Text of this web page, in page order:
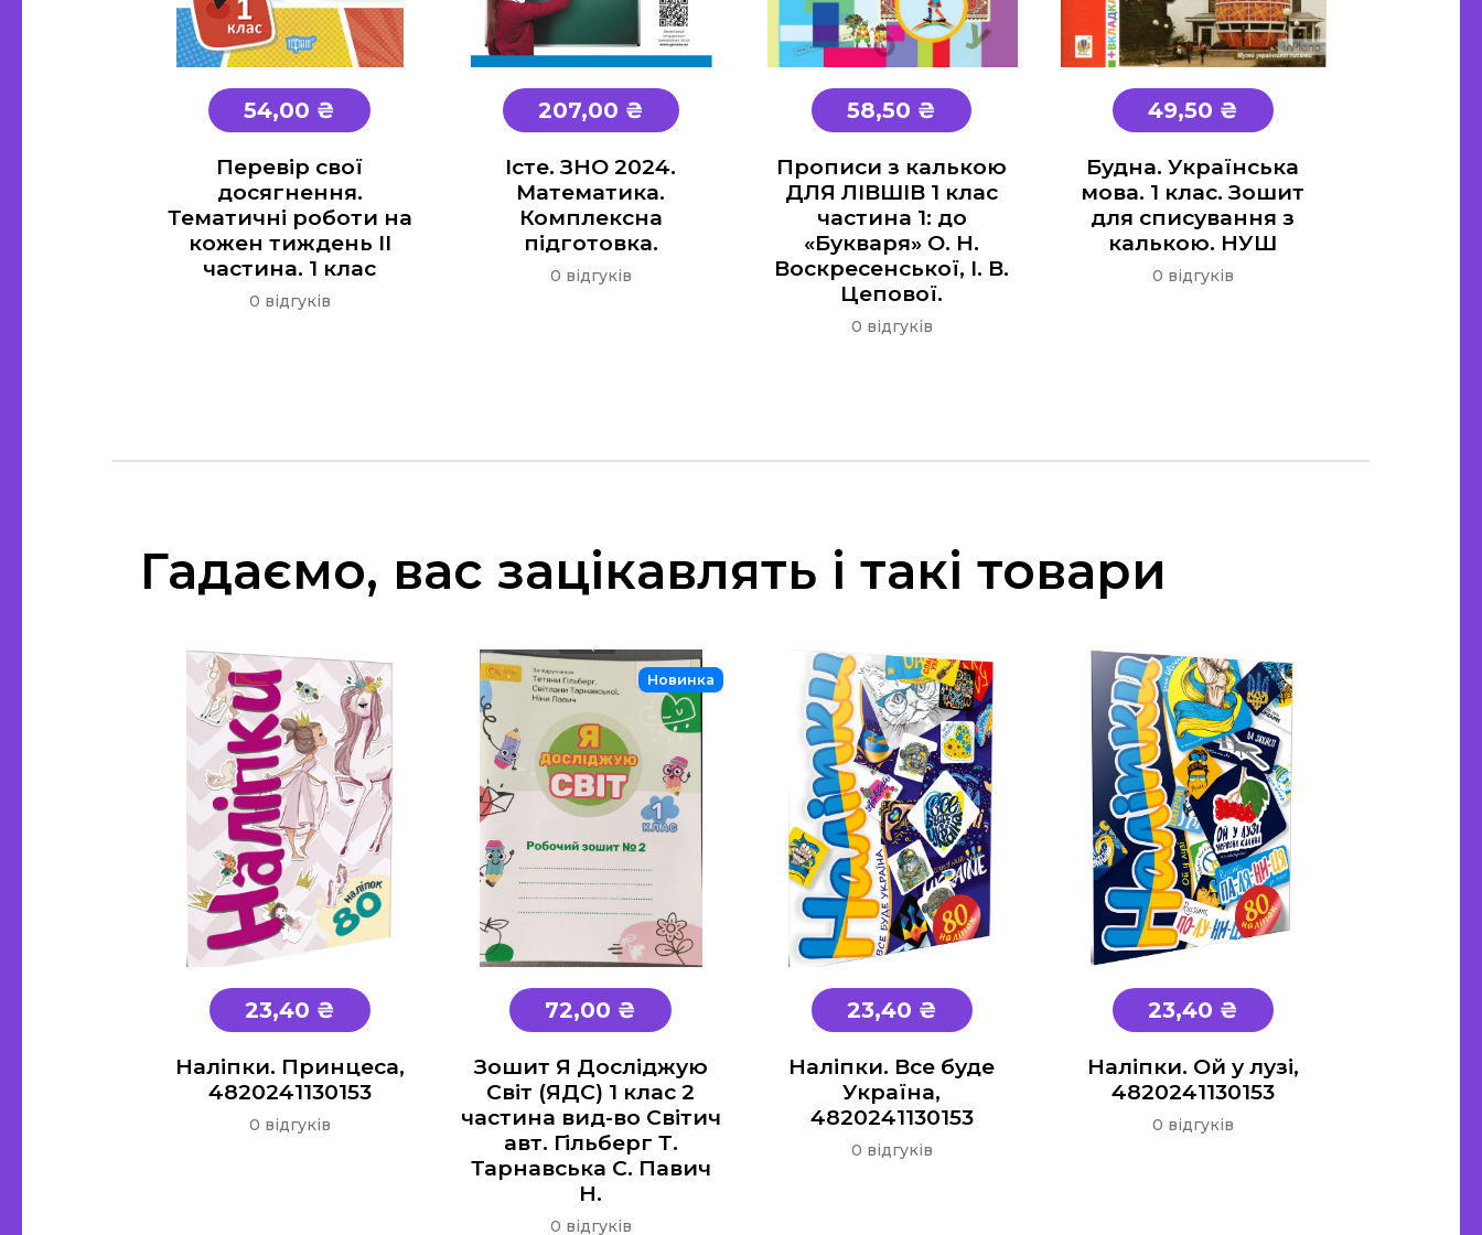
54,00 ₴
Перевір свої
досягнення.
Тематичні роботи на
кожен тиждень ІІ
частина. 1 клас
0 відгуків
207,00 ₴
Істе. ЗНО 2024.
Математика.
Комплексна
підготовка.
0 відгуків
58,50 ₴
Прописи з калькою
ДЛЯ ЛІВШІВ 1 клас
частина 1: до
«Букваря» О. Н.
Воскресенської, І. В.
Цепової.
0 відгуків
49,50 ₴
Будна. Українська
мова. 1 клас. Зошит
для списування з
калькою. НУШ
0 відгуків
Гадаємо, вас зацікавлять і такі товари
23,40 ₴
Наліпки. Принцеса,
4820241130153
0 відгуків
Новинка
72,00 ₴
Зошит Я Досліджую
Світ (ЯДС) 1 клас 2
частина вид-во Світич
авт. Гільберг Т.
Тарнавська С. Павич
Н.
0 відгуків
23,40 ₴
Наліпки. Все буде
Україна,
4820241130153
0 відгуків
23,40 ₴
Наліпки. Ой у лузі,
4820241130153
0 відгуків